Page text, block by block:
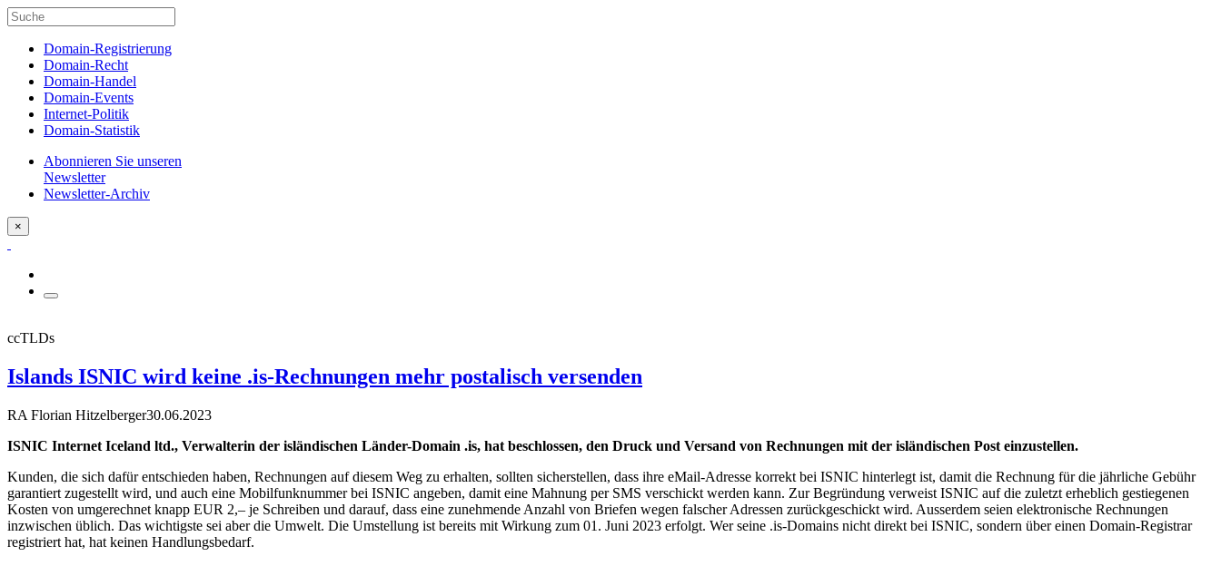
Domain-Registrierung
Domain-Recht
Domain-Handel
Domain-Events
Internet-Politik
Domain-Statistik
Abonnieren Sie unseren
Newsletter
Newsletter-Archiv
×
ccTLDs
Islands ISNIC wird keine .is-Rechnungen mehr postalisch versenden
RA Florian Hitzelberger30.06.2023
ISNIC Internet Iceland ltd., Verwalterin der isländischen Länder-Domain .is, hat beschlossen, den Druck und Versand von Rechnungen mit der isländischen Post einzustellen.
Kunden, die sich dafür entschieden haben, Rechnungen auf diesem Weg zu erhalten, sollten sicherstellen, dass ihre eMail-Adresse korrekt bei ISNIC hinterlegt ist, damit die Rechnung für die jährliche Gebühr
garantiert zugestellt wird, und auch eine Mobilfunknummer bei ISNIC angeben, damit eine Mahnung per SMS verschickt werden kann. Zur Begründung verweist ISNIC auf die zuletzt erheblich gestiegenen
Kosten von umgerechnet knapp EUR 2,– je Schreiben und darauf, dass eine zunehmende Anzahl von Briefen wegen falscher Adressen zurückgeschickt wird. Ausserdem seien elektronische Rechnungen
inzwischen üblich. Das wichtigste sei aber die Umwelt. Die Umstellung ist bereits mit Wirkung zum 01. Juni 2023 erfolgt. Wer seine .is-Domains nicht direkt bei ISNIC, sondern über einen Domain-Registrar
registriert hat, hat keinen Handlungsbedarf.